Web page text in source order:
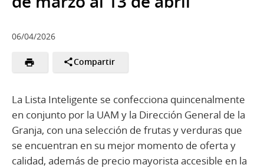
06/04/2026
Compartir
La Lista Inteligente se confecciona quincenalmente
en conjunto por la UAM y la Dirección General de la
Granja, con una selección de frutas y verduras que
se encuentran en su mejor momento de oferta y
calidad, además de precio mayorista accesible en la